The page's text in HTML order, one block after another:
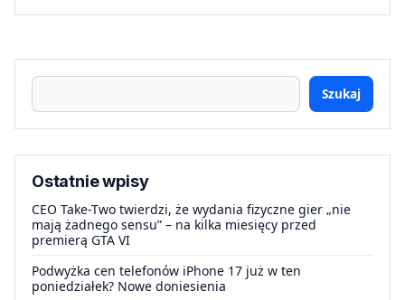
Szukaj
Ostatnie wpisy
CEO Take-Two twierdzi, że wydania fizyczne gier „nie
mają żadnego sensu” – na kilka miesięcy przed
premierą GTA VI
Podwyżka cen telefonów iPhone 17 już w ten
poniedziałek? Nowe doniesienia